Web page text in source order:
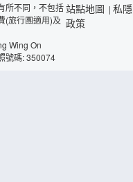
所不同，不包括
(旅行團適用)及
Wing On
號碼: 350074
站點地圖 | 私隱
政策